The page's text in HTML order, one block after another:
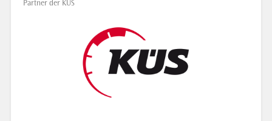
Partner der KÜS